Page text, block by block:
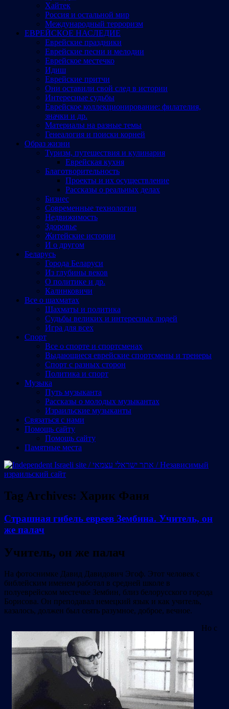
Хайтек
Россия и остальной мир
Международный терроризм
ЕВРЕЙСКОЕ НАСЛЕДИЕ
Еврейские праздники
Еврейские песни и мелодии
Еврейское местечко
Идиш
Еврейские притчи
Они оставили свой след в истории
Интересные судьбы
Еврейское коллекционирование: филателия,
значки и др.
Материалы на разные темы
Генеалогия и поиски корней
Образ жизни
Туризм, путешествия и кулинария
Еврейская кухня
Благотворительность
Проекты и их осуществление
Рассказы о реальных делах
Бизнес
Современные технологии
Недвижимость
Здоровье
Житейские истории
И о другом
Беларусь
Города Беларуси
Из глубины веков
О политике и др.
Калинковичи
Все о шахматах
Шахматы и политика
Судьбы великих и интересных людей
Игра для всех
Спорт
Все о спорте и спортсменах
Выдающиеся еврейские спортсмены и тренеры
Спорт с разных сторон
Политика и спорт
Музыка
Путь музыканта
Рассказы о молодых музыкантах
Израильские музыканты
Cвязаться с нами
Помощь сайту
Помощь сайту
Памятные места
Tag Archives: Харик Фаня
Страшная гибель евреев Зембина. Учитель, он
же палач
Учитель, он же палач
На фотоснимке Давид Давидович Эгоф. Этот человек с
библейским именем работал в средней школе в
полуеврейском местечке Зембин, близ белорусского города
Борисова. Он преподавал немецкий язык и как учитель,
казалось, должен был сеять разумное, доброе, вечное.
Но с